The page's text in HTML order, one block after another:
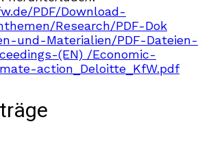
PDF/Download-
Research/PDF-Dok
und-Materialien/PDF-Dateien-
(EN) /Economic-
action_Deloitte_KfW.pdf